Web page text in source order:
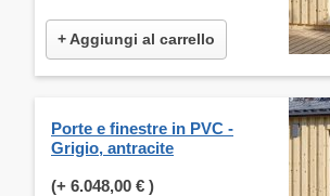
+ Aggiungi al carrello
Porte e finestre in PVC -
Grigio, antracite
(+ 6.048,00 € )